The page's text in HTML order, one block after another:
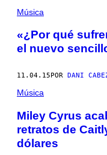
Música
«¿Por qué
el nuevo
11.04.15 POR DANI
Música
Miley Cyrus
retratos de
dólares